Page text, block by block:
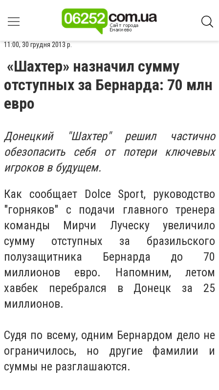
11:00, 30 грудня 2013 р.
«Шахтер» назначил сумму
отступных за Бернарда: 70 млн
евро
Донецкий "Шахтер" решил частично
обезопасить себя от потери ключевых
игроков в будущем.
Как сообщает Dolce Sport, руководство
"горняков" с подачи главного тренера
команды Мирчи Луческу увеличило
сумму отступных за бразильского
полузащитника Бернарда до 70
миллионов евро. Напомним, летом
хавбек перебрался в Донецк за 25
миллионов.
Судя по всему, одним Бернардом дело не
ограничилось, но другие фамилии и
суммы не разглашаются.